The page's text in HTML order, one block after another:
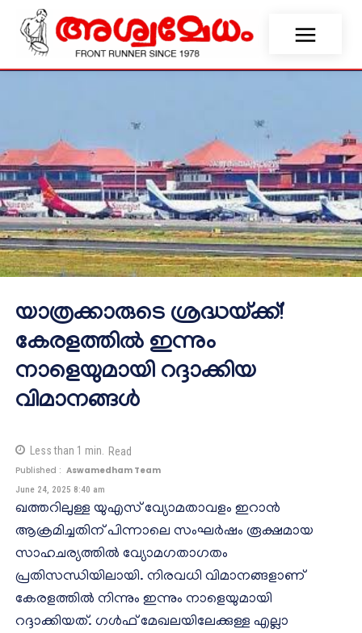
യാത്രക്കാരുടെ ശ്രദ്ധയ്ക്ക്!
കേരളത്തിൽ ഇന്നും
നാളെയുമായി റദ്ദാക്കിയ
വിമാനങ്ങൾ
Less than 1 min. Read
Published : Aswamedham Team
June 24, 2025 8:40 am
ഖത്തറിലുള്ള യുഎസ് വ്യോമതാവളം ഇറാൻ
ആക്രമിച്ചതിന് പിന്നാലെ സംഘർഷം രൂക്ഷമായ
സാഹചര്യത്തിൽ വ്യോമഗതാഗതം
പ്രതിസന്ധിയിലായി. നിരവധി വിമാനങ്ങളാണ്
കേരളത്തിൽ നിന്നും ഇന്നും നാളെയുമായി
റദ്ദാക്കിയത്. ഗൾഫ് മേഖലയിലേക്കുള്ള എല്ലാ